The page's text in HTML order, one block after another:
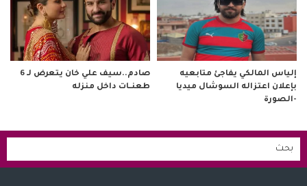
إلياس المالكي يفاجئ متابعيه
بإعلان اعتزاله السوشال ميديا
-الصورة
صادم..سيف علي خان يتعرض لـ 6
طعنــات داخل منزله